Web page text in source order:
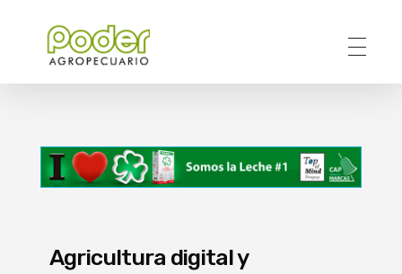
Agricultura digital y